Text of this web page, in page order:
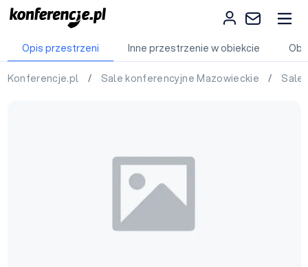
Opis przestrzeni Inne przestrzenie w obiekcie
Konferencje.pl / Sale konferencyjne Mazowieckie / Sale